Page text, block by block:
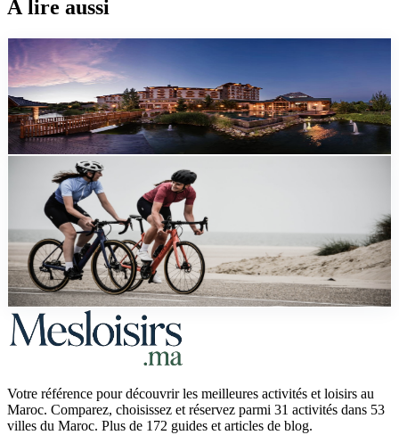
À lire aussi
top10
Les meilleurs hôtels à Ifrane en 2026
Sélection 2026 des meilleurs hôtels à Ifrane : la petite Suisse du
Maroc, cèdres centenaires, neige hivernale. Tarifs et avis Booking.
Decouvrir le Maroc a Velo : Circuits VTT et
Cyclotourisme
Guide complet du velo au Maroc : VTT dans l'Atlas, cyclotourisme
route des Kasbahs, gravel Dakhla, city tours. Circuits, locations,
budgets des 100 DH/jour.
Votre référence pour découvrir les meilleures activités et loisirs au
Maroc. Comparez, choisissez et réservez parmi 31 activités dans 53
villes du Maroc. Plus de 172 guides et articles de blog.